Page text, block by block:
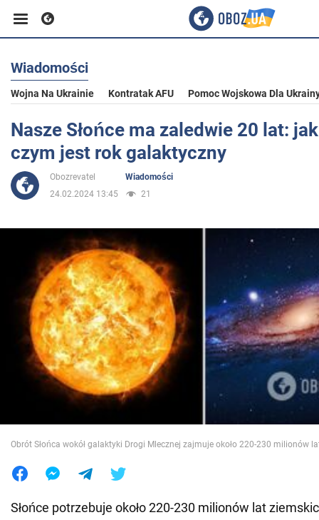
Biznes
Sport
Rozrywka
Polityka
Społeczeństwo
Wojna na Ukrainie
Jedzenie
Wiadomości
Wojna Na Ukrainie Kontratak AFU Pomoc Wojskowa Dla
Nasze Słońce ma zaledwie 20 lat:
czym jest rok galaktyczny
Obozrevatel
Wiadomości
24.02.2024 13:45
21
Obrót Słońca wokół galaktyki Drogi Mlecznej zajmuje około 220-230 milionów
Słońce potrzebuje około 220-230 milionów lat